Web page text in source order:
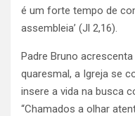
é um forte tempo de
assembleia’ (Jl 2,16).
Padre Bruno
quaresmal, a Igreja se
insere a vida na busca
“Chamados a olhar